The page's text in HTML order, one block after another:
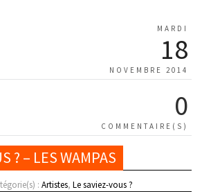
MARDI
18
NOVEMBRE 2014
0
COMMENTAIRE(S)
? – LES WAMPAS
: Artistes, Le saviez-vous ?